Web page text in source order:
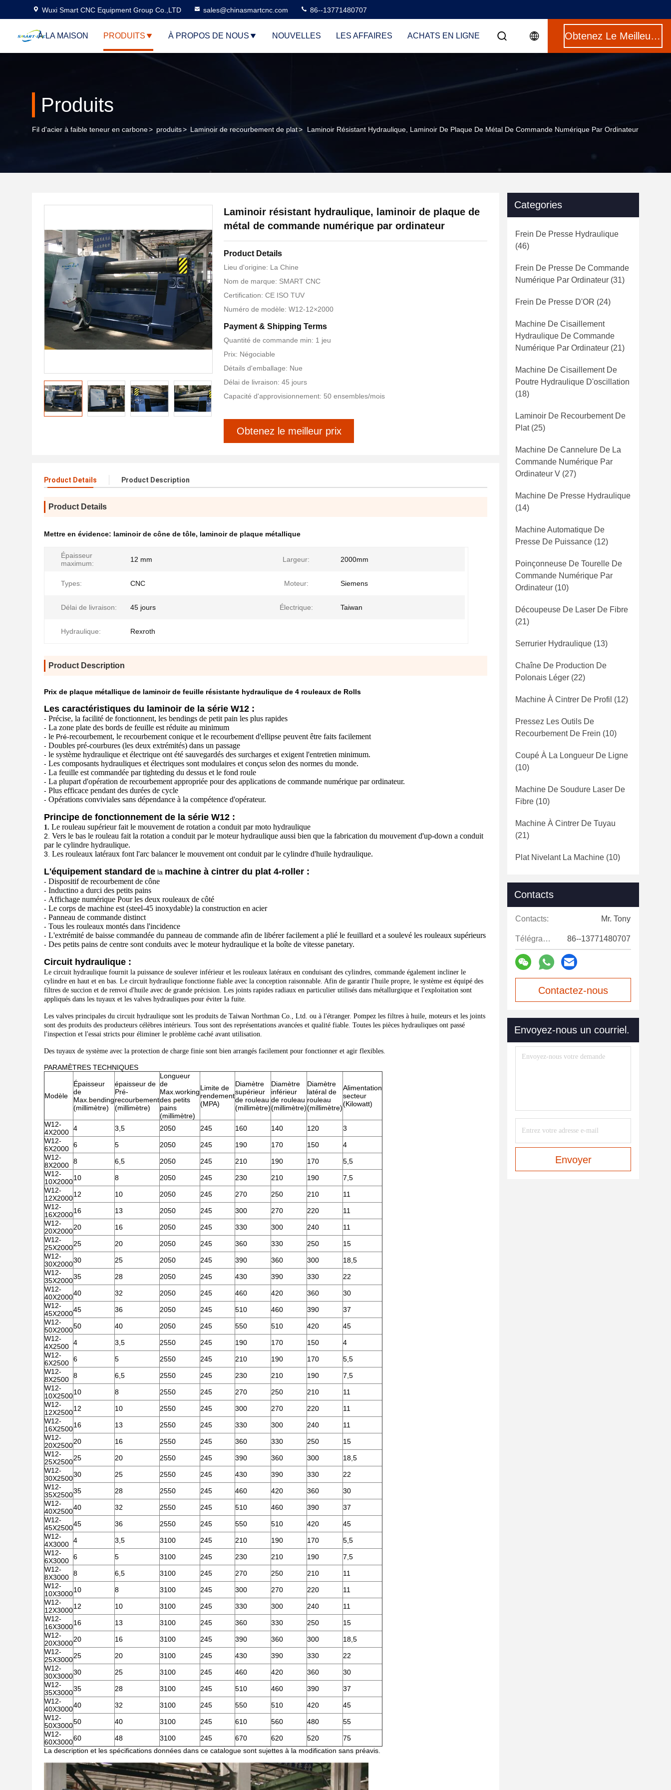
Wuxi Smart CNC Equipment Group Co.,LTD sales@chinasmartcnc.com 86--13771480707
À LA MAISON PRODUITS À PROPOS DE NOUS NOUVELLES LES AFFAIRES ACHATS EN LIGNE Obtenez Le Meilleur Prix
Produits
Fil d'acier à faible teneur en carbone> produits> Laminoir de recourbement de plat> Laminoir Résistant Hydraulique, Laminoir De Plaque De Métal De Commande Numérique Par Ordinateur
Laminoir résistant hydraulique, laminoir de plaque de
métal de commande numérique par ordinateur
Product Details
Lieu d'origine: La Chine
Nom de marque: SMART CNC
Certification: CE ISO TUV
Numéro de modèle: W12-12×2000
Payment & Shipping Terms
Quantité de commande min: 1 jeu
Prix: Négociable
Détails d'emballage: Nue
Délai de livraison: 45 jours
Capacité d'approvisionnement: 50 ensembles/mois
Obtenez le meilleur prix
Product Details Product Description
Product Details
Mettre en évidence: laminoir de cône de tôle, laminoir de plaque métallique
Épaisseur
maximum:
12 mm Largeur: 2000mm
Types: CNC Moteur: Siemens
Délai de livraison: 45 jours Électrique: Taiwan
Hydraulique: Rexroth
Product Description
Prix de plaque métallique de laminoir de feuille résistante hydraulique de 4 rouleaux de Rolls
Les caractéristiques du laminoir de la série W12 :
- Précise, la facilité de fonctionnent, les bendings de petit pain les plus rapides
- La zone plate des bords de feuille est réduite au minimum
- le Pré-recourbement, le recourbement conique et le recourbement d'ellipse peuvent être faits facilement
- Doubles pré-courbures (les deux extrémités) dans un passage
- le système hydraulique et électrique ont été sauvegardés des surcharges et exigent l'entretien minimum.
- Les composants hydrauliques et électriques sont modulaires et conçus selon des normes du monde.
- La feuille est commandée par tighteding du dessus et le fond roule
- La plupart d'opération de recourbement appropriée pour des applications de commande numérique par ordinateur.
- Plus efficace pendant des durées de cycle
- Opérations conviviales sans dépendance à la compétence d'opérateur.
Principe de fonctionnement de la série W12 :
1. Le rouleau supérieur fait le mouvement de rotation a conduit par moto hydraulique
2. Vers le bas le rouleau fait la rotation a conduit par le moteur hydraulique aussi bien que la fabrication du mouvement d'up-down a conduit
par le cylindre hydraulique.
3. Les rouleaux latéraux font l'arc balancer le mouvement ont conduit par le cylindre d'huile hydraulique.
L'équipement standard de la machine à cintrer du plat 4-roller :
- Dispositif de recourbement de cône
- Inductino a durci des petits pains
- Affichage numérique Pour les deux rouleaux de côté
- Le corps de machine est (steel-45 inoxydable) la construction en acier
- Panneau de commande distinct
- Tous les rouleaux montés dans l'incidence
- L'extrémité de baisse commandée du panneau de commande afin de libérer facilement a plié le feuillard et a soulevé les rouleaux supérieurs
- Des petits pains de centre sont conduits avec le moteur hydraulique et la boîte de vitesse panetary.
Circuit hydraulique :
Le circuit hydraulique fournit la puissance de soulever inférieur et les rouleaux latéraux en conduisant des cylindres, commande également incliner le
cylindre en haut et en bas. Le circuit hydraulique fonctionne fiable avec la conception raisonnable. Afin de garantir l'huile propre, le système est équipé des
filtres de succion et de renvoi d'huile avec de grande précision. Les joints rapides radiaux en particulier utilisés dans métallurgique et l'exploitation sont
appliqués dans les tuyaux et les valves hydrauliques pour éviter la fuite.
Les valves principales du circuit hydraulique sont les produits de Taiwan Northman Co., Ltd. ou à l'étranger. Pompez les filtres à huile, moteurs et les joints
sont des produits des producteurs célèbres intérieurs. Tous sont des représentations avancées et qualité fiable. Toutes les pièces hydrauliques ont passé
l'inspection et l'essai stricts pour éliminer le problème caché avant utilisation.
Des tuyaux de système avec la protection de charge finie sont bien arrangés facilement pour fonctionner et agir flexibles.
PARAMÈTRES TECHNIQUES
Modèle
Épaisseur
de
Max.bending
(millimètre)
épaisseur de
Pré-
recourbement
(millimètre)
Longueur
de
Max.working
des petits
pains
(millimètre)
Limite de
rendement
(MPA)
Diamètre
supérieur
de rouleau
(millimètre)
Diamètre
inférieur
de rouleau
(millimètre)
Diamètre
latéral de
rouleau
(millimètre)
Alimentation
secteur
(Kilowatt)
W12-
4X2000 4 3,5 2050 245 160 140 120
3
W12-
6X2000 6 5 2050 245 190 170 150
4
W12-
8X2000 8 6,5 2050 245 210 190 170
5,5
W12-
10X200010 8 2050 245 230 210 190
7,5
W12-
12X200012 10 2050 245 270 250 210
11
W12-
16X200016 13 2050 245 300 270 220
11
W12-
20X200020 16 2050 245 330 300 240
11
W12-
25X200025 20 2050 245 360 330 250
15
W12-
30X200030 25 2050 245 390 360 300
18,5
W12-
35X200035 28 2050 245 430 390 330
22
W12-
40X200040 32 2050 245 460 420 360
30
W12-
45X200045 36 2050 245 510 460 390
37
W12-
50X200050 40 2050 245 550 510 420
45
W12-
4X2500 4 3,5 2550 245 190 170 150
4
W12-
6X2500 6 5 2550 245 210 190 170
5,5
W12-
8X2500 8 6,5 2550 245 230 210 190
7,5
W12-
10X250010 8 2550 245 270 250 210
11
W12-
12X250012 10 2550 245 300 270 220
11
W12-
16X250016 13 2550 245 330 300 240
11
W12-
20X250020 16 2550 245 360 330 250
15
W12-
25X250025 20 2550 245 390 360 300
18,5
W12-
30X250030 25 2550 245 430 390 330
22
W12-
35X250035 28 2550 245 460 420 360
30
W12-
40X250040 32 2550 245 510 460 390
37
W12-
45X250045 36 2550 245 550 510 420
45
W12-
4X3000 4 3,5 3100 245 210 190 170
5,5
W12-
6X3000 6 5 3100 245 230 210 190
7,5
W12-
8X3000 8 6,5 3100 245 270 250 210
11
W12-
10X300010 8 3100 245 300 270 220
11
W12-
12X300012 10 3100 245 330 300 240
11
W12-
16X300016 13 3100 245 360 330 250
15
W12-
20X300020 16 3100 245 390 360 300
18,5
W12-
25X300025 20 3100 245 430 390 330
22
W12-
30X300030 25 3100 245 460 420 360
30
W12-
35X300035 28 3100 245 510 460 390
37
W12-
40X300040 32 3100 245 550 510 420
45
W12-
50X300050 40 3100 245 610 560 480
55
W12-
60X300060 48 3100 245 670 620 520
75
La description et les spécifications données dans ce catalogue sont sujettes à la modification sans préavis.
Categories
Frein De Presse Hydraulique
(46)
Frein De Presse De Commande
Numérique Par Ordinateur (31)
Frein De Presse D'OR (24)
Machine De Cisaillement
Hydraulique De Commande
Numérique Par Ordinateur (21)
Machine De Cisaillement De
Poutre Hydraulique D'oscillation
(18)
Laminoir De Recourbement De
Plat(25)
Machine De Cannelure De La
Commande Numérique Par
Ordinateur V (27)
Machine De Presse Hydraulique
(14)
Machine Automatique De
Presse De Puissance (12)
Poinçonneuse De Tourelle De
Commande Numérique Par
Ordinateur (10)
Découpeuse De Laser De Fibre
(21)
Serrurier Hydraulique (13)
Chaîne De Production De
Polonais Léger (22)
Machine À Cintrer De Profil (12)
Pressez Les Outils De
Recourbement De Frein (10)
Coupé À La Longueur De Ligne
(10)
Machine De Soudure Laser De
Fibre (10)
Machine À Cintrer De Tuyau
(21)
Plat Nivelant La Machine (10)
Contacts
Contacts: Mr. Tony
Télégramme: 86--13771480707
Contactez-nous
Envoyez-nous un courriel.
Envoyer